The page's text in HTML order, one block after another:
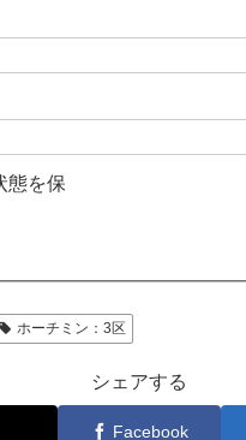
態を保
ホーチミン：3区
シェアする
Facebook